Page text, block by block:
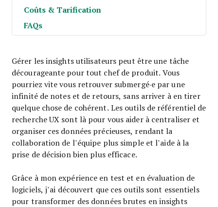
Coûts & Tarification
FAQs
Gérer les insights utilisateurs peut être une tâche
décourageante pour tout chef de produit. Vous
pourriez vite vous retrouver submergé·e par une
infinité de notes et de retours, sans arriver à en tirer
quelque chose de cohérent. Les outils de référentiel de
recherche UX sont là pour vous aider à centraliser et
organiser ces données précieuses, rendant la
collaboration de l’équipe plus simple et l’aide à la
prise de décision bien plus efficace.
Grâce à mon expérience en test et en évaluation de
logiciels, j’ai découvert que ces outils sont essentiels
pour transformer des données brutes en insights